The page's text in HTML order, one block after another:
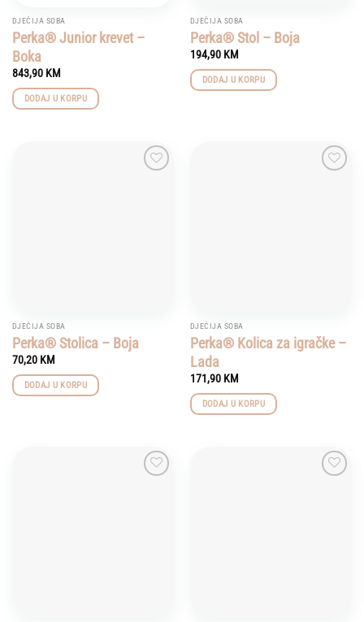
DJEČIJA SOBA
Perka® Junior krevet –
Boka
843,90 KM
DODAJ U KORPU
DJEČIJA SOBA
Perka® Stol – Boja
194,90 KM
DODAJ U KORPU
DJEČIJA SOBA
Perka® Stolica – Boja
70,20 KM
DODAJ U KORPU
DJEČIJA SOBA
Perka® Kolica za igračke –
Lada
171,90 KM
DODAJ U KORPU